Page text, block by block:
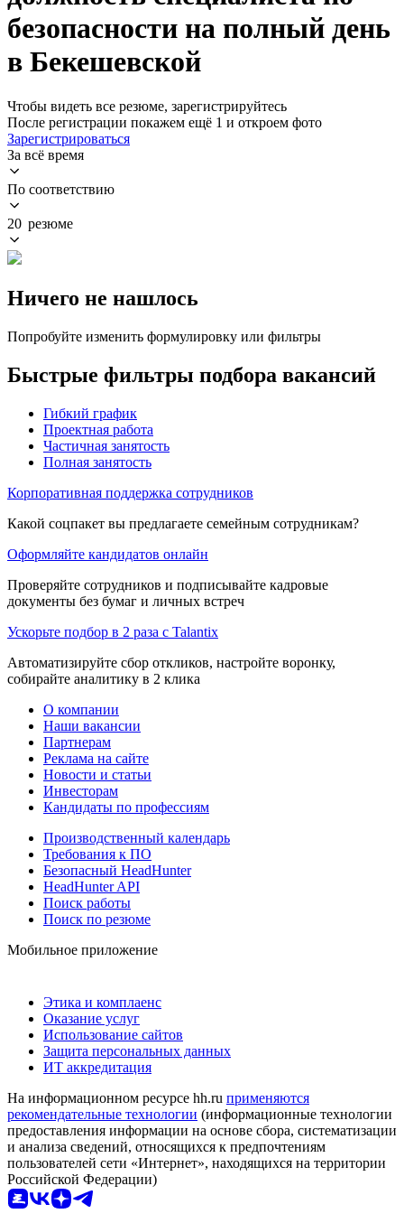
безопасности на полный день
в Бекешевской
Чтобы видеть все резюме, зарегистрируйтесь
После регистрации покажем ещё 1 и откроем фото
Зарегистрироваться
За всё время
По соответствию
20 резюме
Ничего не нашлось
Попробуйте изменить формулировку или фильтры
Быстрые фильтры подбора вакансий
Гибкий график
Проектная работа
Частичная занятость
Полная занятость
Корпоративная поддержка сотрудников
Какой соцпакет вы предлагаете семейным сотрудникам?
Оформляйте кандидатов онлайн
Проверяйте сотрудников и подписывайте кадровые
документы без бумаг и личных встреч
Ускорьте подбор в 2 раза с Talantix
Автоматизируйте сбор откликов, настройте воронку,
собирайте аналитику в 2 клика
О компании
Наши вакансии
Партнерам
Реклама на сайте
Новости и статьи
Инвесторам
Кандидаты по профессиям
Производственный календарь
Требования к ПО
Безопасный HeadHunter
HeadHunter API
Поиск работы
Поиск по резюме
Мобильное приложение
Этика и комплаенс
Оказание услуг
Использование сайтов
Защита персональных данных
ИТ аккредитация
На информационном ресурсе hh.ru применяются
рекомендательные технологии (информационные технологии
предоставления информации на основе сбора, систематизации
и анализа сведений, относящихся к предпочтениям
пользователей сети «Интернет», находящихся на территории
Российской Федерации)